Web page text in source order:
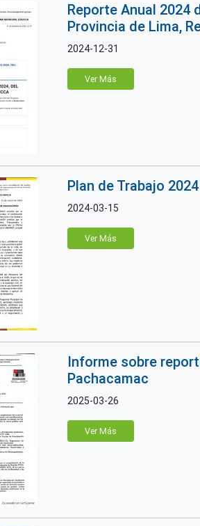
Reporte Anual 2024
Provincia de Lima,
2024-12-31
Ver Más
Plan de Trabajo
2024-03-15
Ver Más
Informe sobre
Pachacamac
2025-03-26
Ver Más